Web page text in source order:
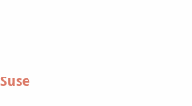
Suse